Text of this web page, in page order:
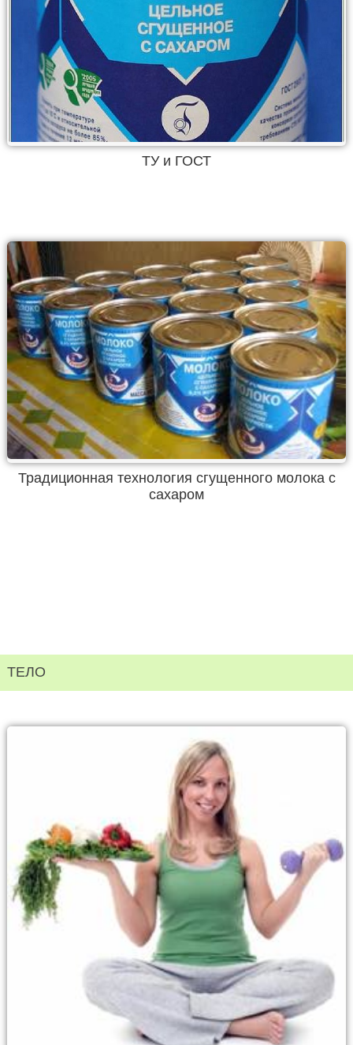
ТУ и ГОСТ
Традиционная технология сгущенного молока с
сахаром
ТЕЛО